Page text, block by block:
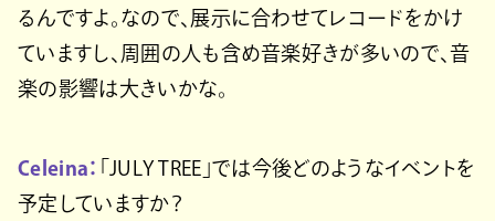
るんですよ。なので、展示に合わせてレコードをかけ
ていますし、周囲の人も含め音楽好きが多いので、音
楽の影響は大きいかな。
Celeina：
「JULY TREE」では今後どのようなイベントを
予定していますか？